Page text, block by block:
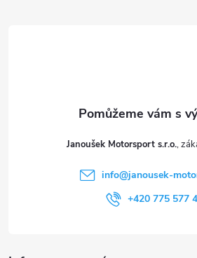
Janoušek Motorsport s.r.o.
info@janousek-
+420 775 577